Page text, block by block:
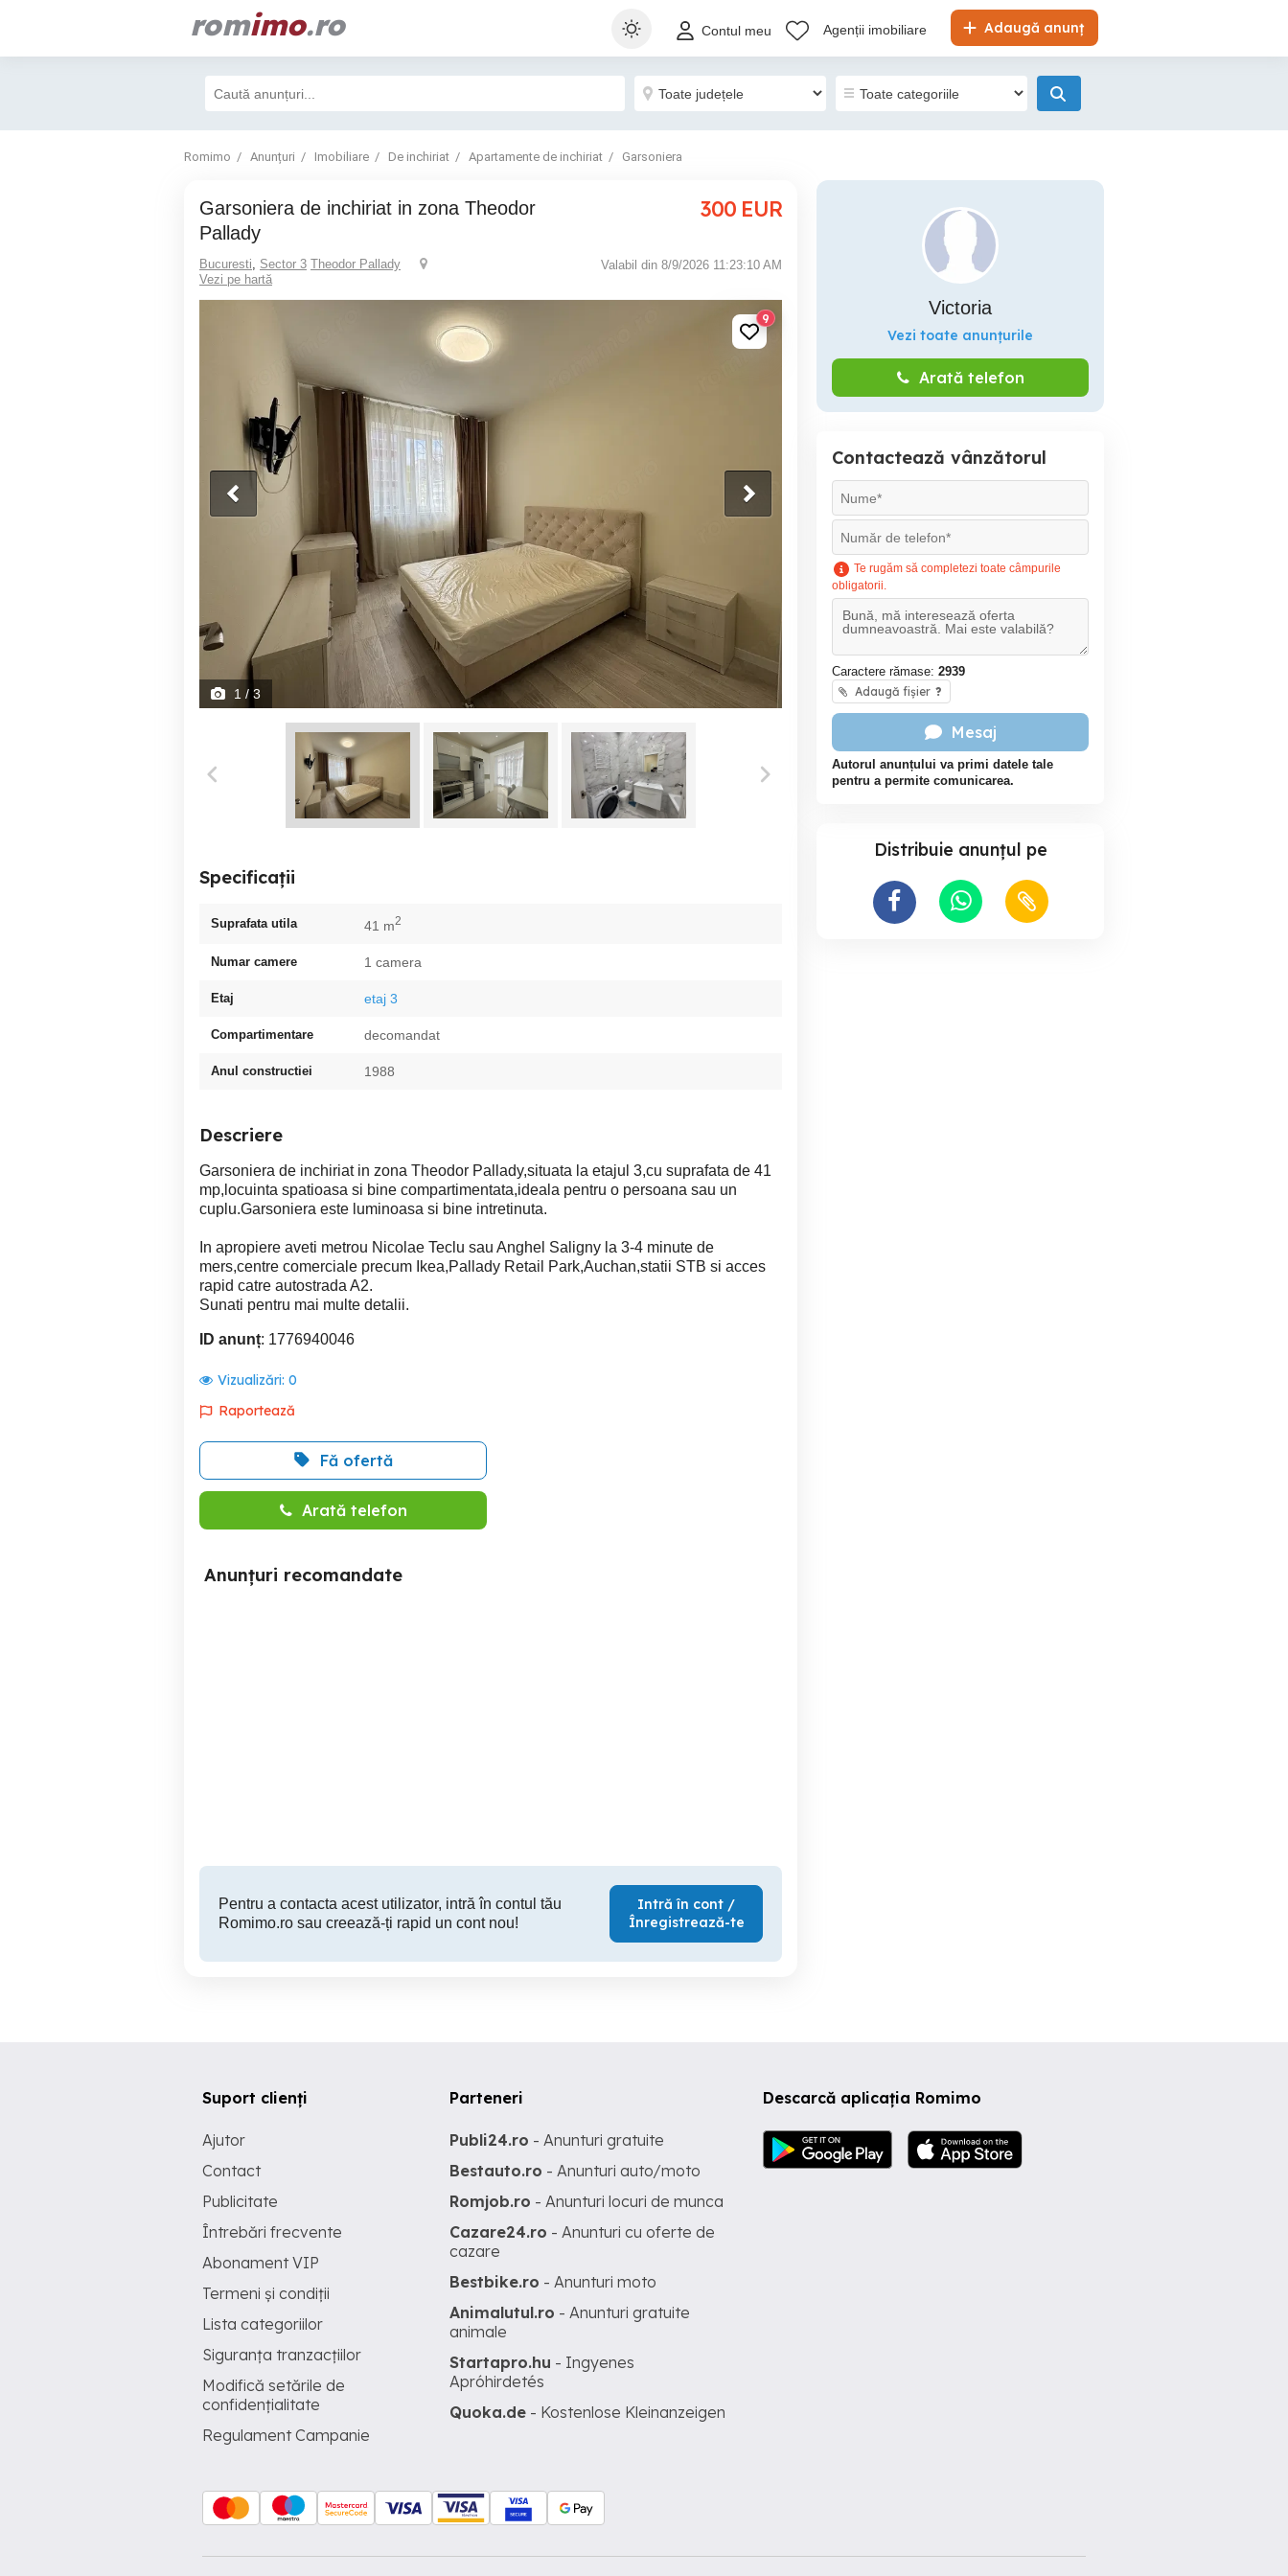
romimo.ro Adaugă anunț
Contul meu Agenții imobiliare
Romimo Anunțuri Imobiliare De inchiriat Apartamente de inchiriat Garsoniera
Garsoniera de inchiriat in zona Theodor
Pallady
300 EUR
Bucuresti, Sector 3 Theodor Pallady
Vezi pe hartă
Valabil din 8/9/2026 11:23:10 AM
9
1 / 3
Specificații
Suprafata utila 41 m2
Numar camere 1 camera
Etaj etaj 3
Compartimentare decomandat
Anul constructiei 1988
Descriere
Garsoniera de inchiriat in zona Theodor Pallady,situata la etajul 3,cu suprafata de 41
mp,locuinta spatioasa si bine compartimentata,ideala pentru o persoana sau un
cuplu.Garsoniera este luminoasa si bine intretinuta.
In apropiere aveti metrou Nicolae Teclu sau Anghel Saligny la 3-4 minute de
mers,centre comerciale precum Ikea,Pallady Retail Park,Auchan,statii STB si acces
rapid catre autostrada A2.
Sunati pentru mai multe detalii.
ID anunț: 1776940046
Vizualizări: 0
Raportează
Fă ofertă
Arată telefon
Anunțuri recomandate
Pentru a contacta acest utilizator, intră în contul tău
Romimo.ro sau creează-ți rapid un cont nou!
Intră în cont /
Înregistrează-te
Victoria
Vezi toate anunțurile
Arată telefon
Contactează vânzătorul
Te rugăm să completezi toate câmpurile
obligatorii.
Caractere rămase: 2939
Adaugă fișier ?
Mesaj
Autorul anunțului va primi datele tale
pentru a permite comunicarea.
Distribuie anunțul pe
Descarcă aplicația Romimo
Suport clienți
Ajutor
Contact
Publicitate
Întrebări frecvente
Abonament VIP
Termeni și condiții
Lista categoriilor
Siguranța tranzacțiilor
Modifică setările de
confidențialitate
Regulament Campanie
Parteneri
Publi24.ro - Anunturi gratuite
Bestauto.ro - Anunturi auto/moto
Romjob.ro - Anunturi locuri de munca
Cazare24.ro - Anunturi cu oferte de
cazare
Bestbike.ro - Anunturi moto
Animalutul.ro - Anunturi gratuite
animale
Startapro.hu - Ingyenes
Apróhirdetés
Quoka.de - Kostenlose Kleinanzeigen